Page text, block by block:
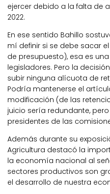
ejercer debido a la falta de
2022.
En ese sentido Bahillo
mí definir si se debe sacar
de presupuesto), esa es
legisladores. Pero la
subir ninguna alícuota de
Podría mantenerse el
modificación (de las
juicio sería redundante,
presidentes de las
Además durante su
Agricultura destacó la
la economía nacional al
sectores productivos son
el desarrollo de nuestra